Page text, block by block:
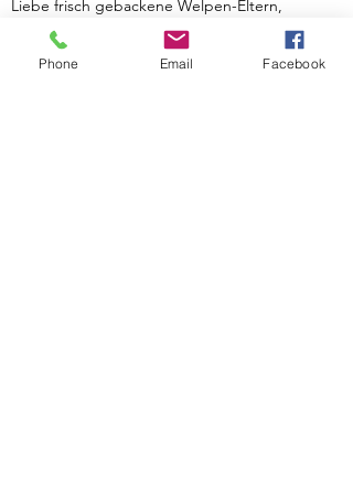
Liebe frisch gebackene Welpen-Eltern,
herzlich Willkommen zu unserer
Welpenschule, in der nicht nur kleine
Phone Email Facebook